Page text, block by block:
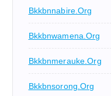
Bkkbnnabire.org
Bkkbnwamena.org
Bkkbnmerauke.org
Bkkbnsorong.org